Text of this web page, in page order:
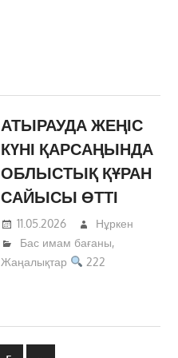
АТЫРАУДА ЖЕҢІС
КҮНІ ҚАРСАҢЫНДА
ОБЛЫСТЫҚ ҚҰРАН
САЙЫСЫ ӨТТІ
11.05.2026
Нұркен
Бас имам бағаны,
Жаңалықтар
222